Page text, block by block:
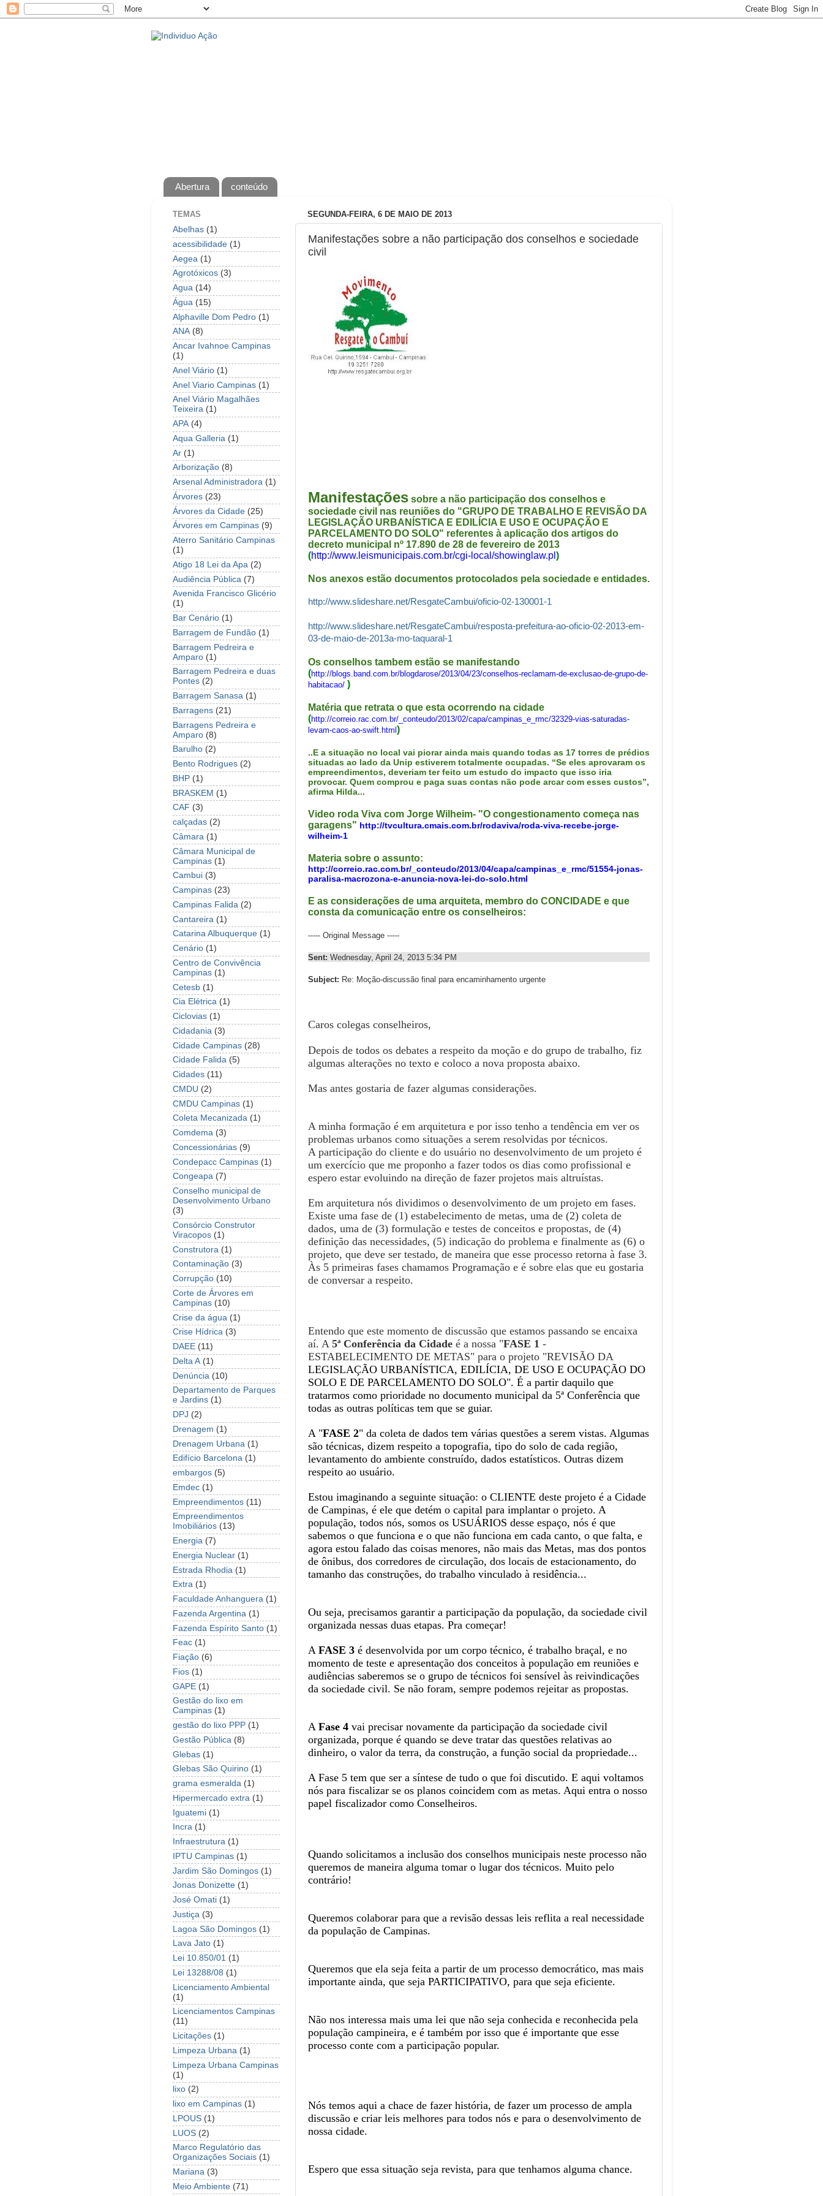
Abertura conteúdo
SEGUNDA-FEIRA, 6 DE MAIO DE 2013
Manifestações sobre a não participação dos conselhos e sociedade
civil
Manifestações sobre a não participação dos conselhos e
sociedade civil nas reuniões do "GRUPO DE TRABALHO E REVISÃO DA
LEGISLAÇÃO URBANÍSTICA E EDILÍCIA E USO E OCUPAÇÃO E
PARCELAMENTO DO SOLO" referentes à aplicação dos artigos do
decreto municipal nº 17.890 de 28 de fevereiro de 2013
(http://www.leismunicipais.com.br/cgi-local/showinglaw.pl )
Nos anexos estão documentos protocolados pela sociedade e entidades.
http://www.slideshare.net/ResgateCambui/oficio-02-130001-1
http://www.slideshare.net/ResgateCambui/resposta-prefeitura-ao-oficio-02-2013-em-
03-de-maio-de-2013a-mo-taquaral-1
Os conselhos tambem estão se manifestando
(http://blogs.band.com.br/blogdarose/2013/04/23/conselhos-reclamam-de-exclusao-de-grupo-de-
habitacao/ )
Matéria que retrata o que esta ocorrendo na cidade
(http://correio.rac.com.br/_conteudo/2013/02/capa/campinas_e_rmc/32329-vias-saturadas-
levam-caos-ao-swift.html )
..E a situação no local vai piorar ainda mais quando todas as 17 torres de prédios
situadas ao lado da Unip estiverem totalmente ocupadas. “Se eles aprovaram os
empreendimentos, deveriam ter feito um estudo do impacto que isso iria
provocar. Quem comprou e paga suas contas não pode arcar com esses custos”,
afirma Hilda...
Video roda Viva com Jorge Wilheim- "O congestionamento começa nas
garagens" http://tvcultura.cmais.com.br/rodaviva/roda-viva-recebe-jorge-
wilheim-1
Materia sobre o assunto:
http://correio.rac.com.br/_conteudo/2013/04/capa/campinas_e_rmc/51554-jonas-
paralisa-macrozona-e-anuncia-nova-lei-do-solo.html
E as considerações de uma arquiteta, membro do CONCIDADE e que
consta da comunicação entre os conselheiros:
----- Original Message -----
Sent: Wednesday, April 24, 2013 5:34 PM
Subject: Re: Moção-discussão final para encaminhamento urgente
Caros colegas conselheiros,
Depois de todos os debates a respeito da moção e do grupo de trabalho, fiz
algumas alterações no texto e coloco a nova proposta abaixo.
Mas antes gostaria de fazer algumas considerações.
A minha formação é em arquitetura e por isso tenho a tendência em ver os
problemas urbanos como situações a serem resolvidas por técnicos.
A participação do cliente e do usuário no desenvolvimento de um projeto é
um exercício que me proponho a fazer todos os dias como profissional e
espero estar evoluindo na direção de fazer projetos mais altruístas.
Em arquitetura nós dividimos o desenvolvimento de um projeto em fases.
Existe uma fase de (1) estabelecimento de metas, uma de (2) coleta de
dados, uma de (3) formulação e testes de conceitos e propostas, de (4)
definição das necessidades, (5) indicação do problema e finalmente as (6) o
projeto, que deve ser testado, de maneira que esse processo retorna à fase 3.
Às 5 primeiras fases chamamos Programação e é sobre elas que eu gostaria
de conversar a respeito.
Entendo que este momento de discussão que estamos passando se encaixa
aí. A 5ª Conferência da Cidade é a nossa "FASE 1 -
ESTABELECIMENTO DE METAS" para o projeto "REVISÃO DA
LEGISLAÇÃO URBANÍSTICA, EDILÍCIA, DE USO E OCUPAÇÃO DO
SOLO E DE PARCELAMENTO DO SOLO". É a partir daquilo que
tratarmos como prioridade no documento municipal da 5ª Conferência que
todas as outras políticas tem que se guiar.
A "FASE 2" da coleta de dados tem várias questões a serem vistas. Algumas
são técnicas, dizem respeito a topografia, tipo do solo de cada região,
levantamento do ambiente construído, dados estatísticos. Outras dizem
respeito ao usuário.
Estou imaginando a seguinte situação: o CLIENTE deste projeto é a Cidade
de Campinas, é ele que detém o capital para implantar o projeto. A
população, todos nós, somos os USUÁRIOS desse espaço, nós é que
sabemos o que funciona e o que não funciona em cada canto, o que falta, e
agora estou falado das coisas menores, não mais das Metas, mas dos pontos
de ônibus, dos corredores de circulação, dos locais de estacionamento, do
tamanho das construções, do trabalho vinculado à residência...
Ou seja, precisamos garantir a participação da população, da sociedade civil
organizada nessas duas etapas. Pra começar!
A FASE 3 é desenvolvida por um corpo técnico, é trabalho braçal, e no
momento de teste e apresentação dos conceitos à população em reuniões e
audiências saberemos se o grupo de técnicos foi sensível às reivindicações
da sociedade civil. Se não foram, sempre podemos rejeitar as propostas.
A Fase 4 vai precisar novamente da participação da sociedade civil
organizada, porque é quando se deve tratar das questões relativas ao
dinheiro, o valor da terra, da construção, a função social da propriedade...
A Fase 5 tem que ser a síntese de tudo o que foi discutido. E aqui voltamos
nós para fiscalizar se os planos coincidem com as metas. Aqui entra o nosso
papel fiscalizador como Conselheiros.
Quando solicitamos a inclusão dos conselhos municipais neste processo não
queremos de maneira alguma tomar o lugar dos técnicos. Muito pelo
contrário!
Queremos colaborar para que a revisão dessas leis reflita a real necessidade
da população de Campinas.
Queremos que ela seja feita a partir de um processo democrático, mas mais
importante ainda, que seja PARTICIPATIVO, para que seja eficiente.
Não nos interessa mais uma lei que não seja conhecida e reconhecida pela
população campineira, e é também por isso que é importante que esse
processo conte com a participação popular.
Nós temos aqui a chace de fazer história, de fazer um processo de ampla
discussão e criar leis melhores para todos nós e para o desenvolvimento de
nossa cidade.
Espero que essa situação seja revista, para que tenhamos alguma chance.
TEMAS
Abelhas (1)
acessibilidade (1)
Aegea (1)
Agrotóxicos (3)
Agua (14)
Água (15)
Alphaville Dom Pedro (1)
ANA (8)
Ancar Ivahnoe Campinas
(1)
Anel Viário (1)
Anel Viario Campinas (1)
Anel Viário Magalhães
Teixeira (1)
APA (4)
Aqua Galleria (1)
Ar (1)
Arborização (8)
Arsenal Administradora (1)
Árvores (23)
Árvores da Cidade (25)
Árvores em Campinas (9)
Aterro Sanitário Campinas
(1)
Atigo 18 Lei da Apa (2)
Audiência Pública (7)
Avenida Francisco Glicério
(1)
Bar Cenário (1)
Barragem de Fundão (1)
Barragem Pedreira e
Amparo (1)
Barragem Pedreira e duas
Pontes (2)
Barragem Sanasa (1)
Barragens (21)
Barragens Pedreira e
Amparo (8)
Barulho (2)
Bento Rodrigues (2)
BHP (1)
BRASKEM (1)
CAF (3)
calçadas (2)
Câmara (1)
Câmara Municipal de
Campinas (1)
Cambui (3)
Campinas (23)
Campinas Falida (2)
Cantareira (1)
Catarina Albuquerque (1)
Cenário (1)
Centro de Convivência
Campinas (1)
Cetesb (1)
Cia Elétrica (1)
Ciclovias (1)
Cidadania (3)
Cidade Campinas (28)
Cidade Falida (5)
Cidades (11)
CMDU (2)
CMDU Campinas (1)
Coleta Mecanizada (1)
Comdema (3)
Concessionárias (9)
Condepacc Campinas (1)
Congeapa (7)
Conselho municipal de
Desenvolvimento Urbano
(3)
Consórcio Construtor
Viracopos (1)
Construtora (1)
Contaminação (3)
Corrupção (10)
Corte de Árvores em
Campinas (10)
Crise da água (1)
Crise Hídrica (3)
DAEE (11)
Delta A (1)
Denúncia (10)
Departamento de Parques
e Jardins (1)
DPJ (2)
Drenagem (1)
Drenagem Urbana (1)
Edifício Barcelona (1)
embargos (5)
Emdec (1)
Empreendimentos (11)
Empreendimentos
Imobiliários (13)
Energia (7)
Energia Nuclear (1)
Estrada Rhodia (1)
Extra (1)
Faculdade Anhanguera (1)
Fazenda Argentina (1)
Fazenda Espírito Santo (1)
Feac (1)
Fiação (6)
Fios (1)
GAPE (1)
Gestão do lixo em
Campinas (1)
gestão do lixo PPP (1)
Gestão Pública (8)
Glebas (1)
Glebas São Quirino (1)
grama esmeralda (1)
Hipermercado extra (1)
Iguatemi (1)
Incra (1)
Infraestrutura (1)
IPTU Campinas (1)
Jardim São Domingos (1)
Jonas Donizette (1)
José Omati (1)
Justiça (3)
Lagoa São Domingos (1)
Lava Jato (1)
Lei 10.850/01 (1)
Lei 13288/08 (1)
Licenciamento Ambiental
(1)
Licenciamentos Campinas
(11)
Licitações (1)
Limpeza Urbana (1)
Limpeza Urbana Campinas
(1)
lixo (2)
lixo em Campinas (1)
LPOUS (1)
LUOS (2)
Marco Regulatório das
Organizações Sociais (1)
Mariana (3)
Meio Ambiente (71)